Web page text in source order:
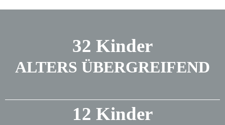
32 Kinder
ALTERS ÜBERGREIFEND
12 Kinder